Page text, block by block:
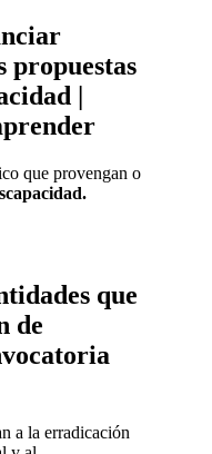
propuestas
|
que provengan o
que
de
a la erradicación